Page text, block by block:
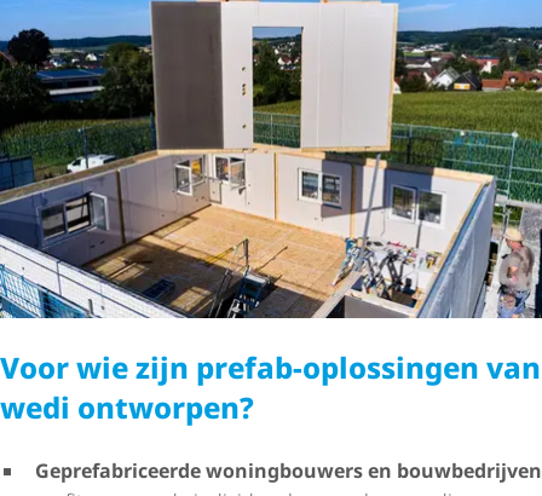
Voor wie zijn prefab-oplossingen van
wedi ontworpen?
Gepre­fa­bri­ceerde woningbouwers en bouwbedrijven